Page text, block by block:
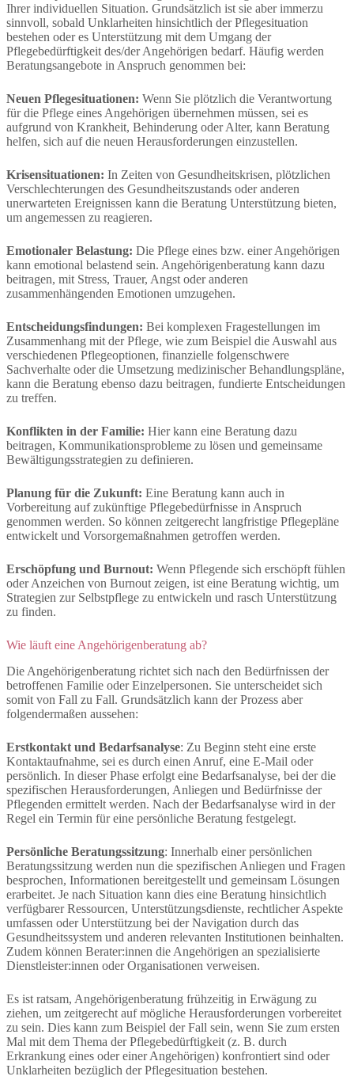
Ihrer individuellen Situation. Grundsätzlich ist sie aber immerzu
sinnvoll, sobald Unklarheiten hinsichtlich der Pflegesituation
bestehen oder es Unterstützung mit dem Umgang der
Pflegebedürftigkeit des/der Angehörigen bedarf. Häufig werden
Beratungsangebote in Anspruch genommen bei:
Neuen Pflegesituationen: Wenn Sie plötzlich die Verantwortung
für die Pflege eines Angehörigen übernehmen müssen, sei es
aufgrund von Krankheit, Behinderung oder Alter, kann Beratung
helfen, sich auf die neuen Herausforderungen einzustellen.
Krisensituationen: In Zeiten von Gesundheitskrisen, plötzlichen
Verschlechterungen des Gesundheitszustands oder anderen
unerwarteten Ereignissen kann die Beratung Unterstützung bieten,
um angemessen zu reagieren.
Emotionaler Belastung: Die Pflege eines bzw. einer Angehörigen
kann emotional belastend sein. Angehörigenberatung kann dazu
beitragen, mit Stress, Trauer, Angst oder anderen
zusammenhängenden Emotionen umzugehen.
Entscheidungsfindungen: Bei komplexen Fragestellungen im
Zusammenhang mit der Pflege, wie zum Beispiel die Auswahl aus
verschiedenen Pflegeoptionen, finanzielle folgenschwere
Sachverhalte oder die Umsetzung medizinischer Behandlungspläne,
kann die Beratung ebenso dazu beitragen, fundierte Entscheidungen
zu treffen.
Konflikten in der Familie: Hier kann eine Beratung dazu
beitragen, Kommunikationsprobleme zu lösen und gemeinsame
Bewältigungsstrategien zu definieren.
Planung für die Zukunft: Eine Beratung kann auch in
Vorbereitung auf zukünftige Pflegebedürfnisse in Anspruch
genommen werden. So können zeitgerecht langfristige Pflegepläne
entwickelt und Vorsorgemaßnahmen getroffen werden.
Erschöpfung und Burnout: Wenn Pflegende sich erschöpft fühlen
oder Anzeichen von Burnout zeigen, ist eine Beratung wichtig, um
Strategien zur Selbstpflege zu entwickeln und rasch Unterstützung
zu finden.
Wie läuft eine Angehörigenberatung ab?
Die Angehörigenberatung richtet sich nach den Bedürfnissen der
betroffenen Familie oder Einzelpersonen. Sie unterscheidet sich
somit von Fall zu Fall. Grundsätzlich kann der Prozess aber
folgendermaßen aussehen:
Erstkontakt und Bedarfsanalyse: Zu Beginn steht eine erste
Kontaktaufnahme, sei es durch einen Anruf, eine E-Mail oder
persönlich. In dieser Phase erfolgt eine Bedarfsanalyse, bei der die
spezifischen Herausforderungen, Anliegen und Bedürfnisse der
Pflegenden ermittelt werden. Nach der Bedarfsanalyse wird in der
Regel ein Termin für eine persönliche Beratung festgelegt.
Persönliche Beratungssitzung: Innerhalb einer persönlichen
Beratungssitzung werden nun die spezifischen Anliegen und Fragen
besprochen, Informationen bereitgestellt und gemeinsam Lösungen
erarbeitet. Je nach Situation kann dies eine Beratung hinsichtlich
verfügbarer Ressourcen, Unterstützungsdienste, rechtlicher Aspekte
umfassen oder Unterstützung bei der Navigation durch das
Gesundheitssystem und anderen relevanten Institutionen beinhalten.
Zudem können Berater:innen die Angehörigen an spezialisierte
Dienstleister:innen oder Organisationen verweisen.
Es ist ratsam, Angehörigenberatung frühzeitig in Erwägung zu
ziehen, um zeitgerecht auf mögliche Herausforderungen vorbereitet
zu sein. Dies kann zum Beispiel der Fall sein, wenn Sie zum ersten
Mal mit dem Thema der Pflegebedürftigkeit (z. B. durch
Erkrankung eines oder einer Angehörigen) konfrontiert sind oder
Unklarheiten bezüglich der Pflegesituation bestehen.